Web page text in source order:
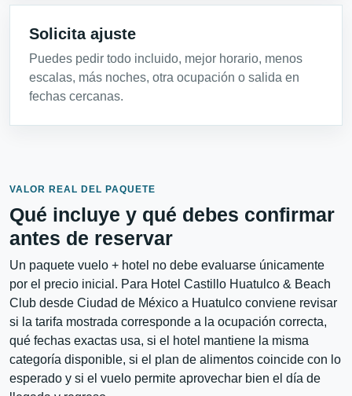
Solicita ajuste
Puedes pedir todo incluido, mejor horario, menos
escalas, más noches, otra ocupación o salida en
fechas cercanas.
VALOR REAL DEL PAQUETE
Qué incluye y qué debes confirmar
antes de reservar
Un paquete vuelo + hotel no debe evaluarse únicamente
por el precio inicial. Para Hotel Castillo Huatulco & Beach
Club desde Ciudad de México a Huatulco conviene revisar
si la tarifa mostrada corresponde a la ocupación correcta,
qué fechas exactas usa, si el hotel mantiene la misma
categoría disponible, si el plan de alimentos coincide con lo
esperado y si el vuelo permite aprovechar bien el día de